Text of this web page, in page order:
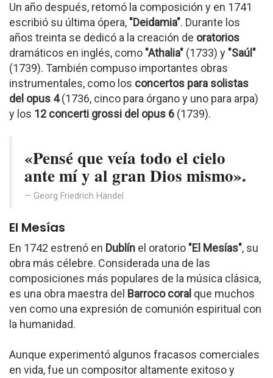
Un año después, retomó la composición y en 1741
escribió su última ópera, "Deidamia". Durante los
años treinta se dedicó a la creación de oratorios
dramáticos en inglés, como "Athalia" (1733) y "Saúl"
(1739). También compuso importantes obras
instrumentales, como los concertos para solistas
del opus 4(1736, cinco para órgano y uno para arpa)
y los 12 concerti grossi del opus 6 (1739).
«Pensé que veía todo el cielo
ante mí y al gran Dios mismo».
Georg Friedrich Händel
El Mesías
En 1742 estrenó en Dublín el oratorio "El Mesías", su
obra más célebre. Considerada una de las
composiciones más populares de la música clásica,
es una obra maestra del Barroco coral que muchos
ven como una expresión de comunión espiritual con
la humanidad.
Aunque experimentó algunos fracasos comerciales
en vida, fue un compositor altamente exitoso y